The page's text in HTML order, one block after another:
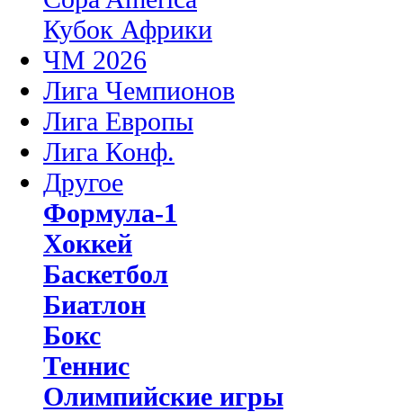
Кубок Африки
ЧМ 2026
Лига Чемпионов
Лига Европы
Лига Конф.
Другое
Формула-1
Хоккей
Баскетбол
Биатлон
Бокс
Теннис
Олимпийские игры